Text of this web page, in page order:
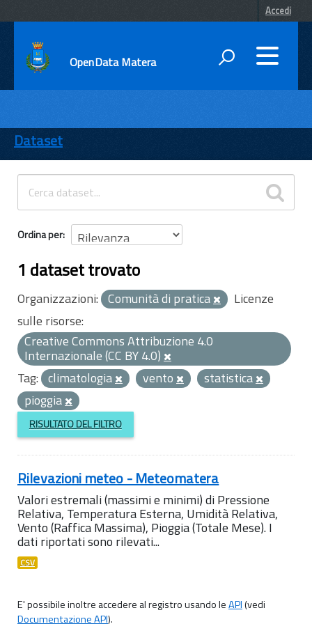
Accedi
OpenData Matera
ENTI
TEMI
INFORMAZIONI
Dataset
Ordina per
1 dataset trovato
Organizzazioni: Comunità di pratica
Licenze
sulle risorse:
Creative Commons Attribuzione 4.0
Internazionale (CC BY 4.0)
Tag: climatologia vento
statistica
pioggia
RISULTATO DEL FILTRO
Rilevazioni meteo - Meteomatera
Valori estremali (massimi e minimi) di Pressione
Relativa, Temperatura Esterna, Umidità Relativa,
Vento (Raffica Massima), Pioggia (Totale Mese). I
dati riportati sono rilevati...
CSV
E' possibile inoltre accedere al registro usando leAPI(vedi
Documentazione API).